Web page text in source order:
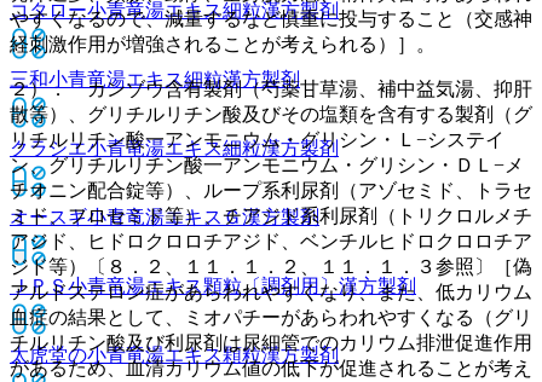
コタロー小青竜湯エキス細粒漢方製剤
三和小青竜湯エキス細粒漢方製剤
クラシエ小青竜湯エキス細粒漢方製剤
オースギ小青竜湯エキスＧ漢方製剤
ＪＰＳ小青竜湯エキス顆粒〔調剤用〕漢方製剤
太虎堂の小青竜湯エキス顆粒漢方製剤
やすくなるので、減量するなど慎重に投与すること（交感神
経刺激作用が増強されることが考えられる）］。
２）． カンゾウ含有製剤（芍薬甘草湯、補中益気湯、抑肝
散等）、グリチルリチン酸及びその塩類を含有する製剤（グ
リチルリチン酸一アンモニウム・グリシン・Ｌ−システイ
ン、グリチルリチン酸一アンモニウム・グリシン・ＤＬ−メ
チオニン配合錠等）、ループ系利尿剤（アゾセミド、トラセ
ミド、フロセミド等）、チアジド系利尿剤（トリクロルメチ
アジド、ヒドロクロロチアジド、ベンチルヒドロクロロチア
ジド等）〔８．２、１１．１．２、１１．１．３参照〕［偽
アルドステロン症があらわれやすくなり、また、低カリウム
血症の結果として、ミオパチーがあらわれやすくなる（グリ
チルリチン酸及び利尿剤は尿細管でのカリウム排泄促進作用
があるため、血清カリウム値の低下が促進されることが考え